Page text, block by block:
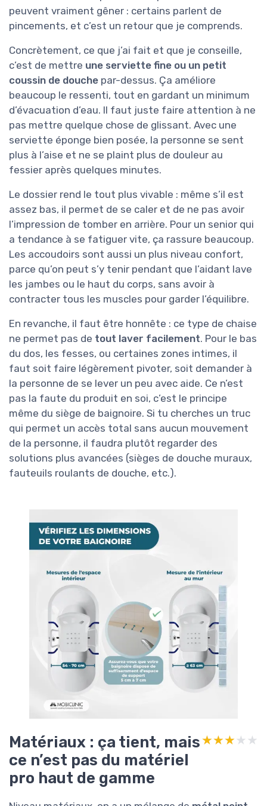
peuvent vraiment gêner : certains parlent de
pincements, et c’est un retour que je comprends.
Concrètement, ce que j’ai fait et que je conseille,
c’est de mettre une serviette fine ou un petit
coussin de douche par-dessus. Ça améliore
beaucoup le ressenti, tout en gardant un minimum
d’évacuation d’eau. Il faut juste faire attention à ne
pas mettre quelque chose de glissant. Avec une
serviette éponge bien posée, la personne se sent
plus à l’aise et ne se plaint plus de douleur au
fessier après quelques minutes.
Le dossier rend le tout plus vivable : même s’il est
assez bas, il permet de se caler et de ne pas avoir
l’impression de tomber en arrière. Pour un senior qui
a tendance à se fatiguer vite, ça rassure beaucoup.
Les accoudoirs sont aussi un plus niveau confort,
parce qu’on peut s’y tenir pendant que l’aidant lave
les jambes ou le haut du corps, sans avoir à
contracter tous les muscles pour garder l’équilibre.
En revanche, il faut être honnête : ce type de chaise
ne permet pas de tout laver facilement. Pour le bas
du dos, les fesses, ou certaines zones intimes, il
faut soit faire légèrement pivoter, soit demander à
la personne de se lever un peu avec aide. Ce n’est
pas la faute du produit en soi, c’est le principe
même du siège de baignoire. Si tu cherches un truc
qui permet un accès total sans aucun mouvement
de la personne, il faudra plutôt regarder des
solutions plus avancées (sièges de douche muraux,
fauteuils roulants de douche, etc.).
Matériaux : ça tient, mais
ce n’est pas du matériel
pro haut de gamme
★★★★★
★★★★★